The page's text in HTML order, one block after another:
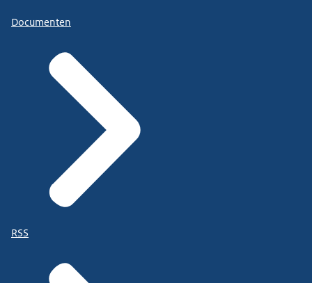
Documenten
RSS